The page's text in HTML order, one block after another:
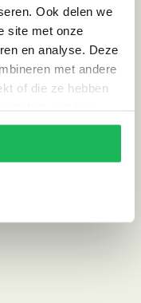
Ook delen we
site met onze
en analyse. Deze
met andere
of die ze hebben